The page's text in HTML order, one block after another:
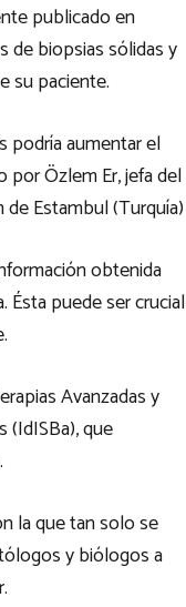
publicado en
de biopsias sólidas y
su paciente.
podría aumentar el
por Özlem Er, jefa del
Estambul (Turquía)
obtenida
puede ser crucial
Avanzadas y
(IdISBa), que
la que tan solo se
y biólogos a